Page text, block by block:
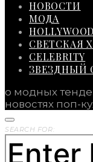
НОВОСТИ
МОДА
HOLLYWOOD
СВЕТСКАЯ
CELEBRITY
ЗВЕЗДНЫЙ
о модных
новостях поп-
SEARCH FOR: